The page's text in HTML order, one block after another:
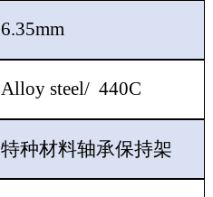
6.35mm
Alloy steel/ 440C
特种材料轴承保持架